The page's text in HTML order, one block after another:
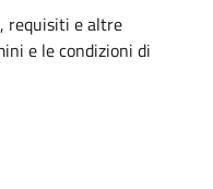
requisiti e altre
e le condizioni di